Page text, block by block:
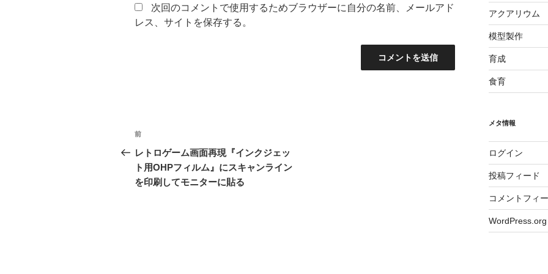
次回のコメントで使用するためブラウザーに自分の名前、メールアド
レス、サイトを保存する。
投
稿
ナ
前
の
投
稿
前
レトロゲーム画面再現『インクジェッ
ト用OHPフィルム』にスキャンライン
を印刷してモニターに貼る
アクアリウム
模型製作
育成
食育
メタ情報
ログイン
投稿フィード
コメントフィ
WordPress.org